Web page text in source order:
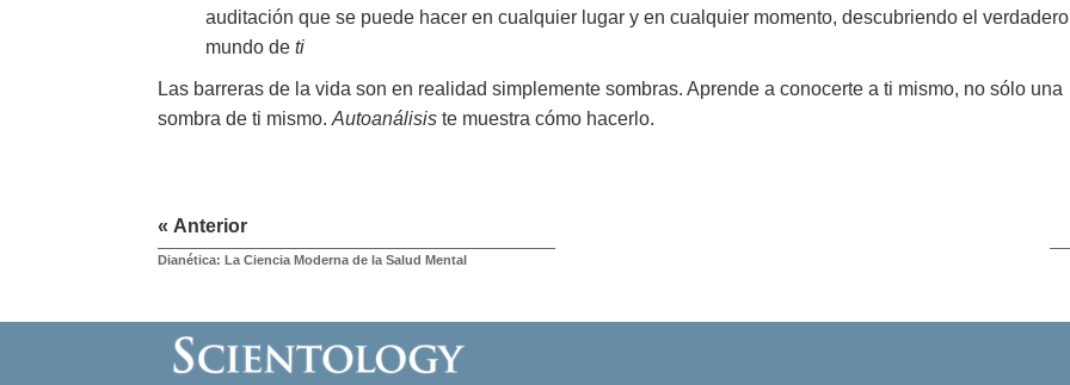
auditación que se puede hacer en cualquier lugar y en cualquier momento, descubriendo el verdadero
mundo de ti
Las barreras de la vida son en realidad simplemente sombras. Aprende a conocerte a ti mismo, no sólo una
sombra de ti mismo. Autoanálisis te muestra cómo hacerlo.
« Anterior
Dianética: La Ciencia Moderna de la Salud Mental